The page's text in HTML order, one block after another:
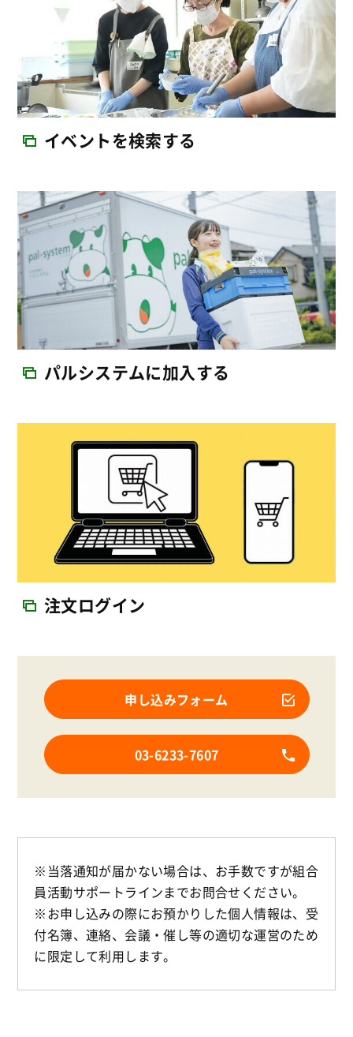
イベントを検索する
パルシステムに加入する
注文ログイン
申し込みフォーム
03-6233-7607
※当落通知が届かない場合は、お手数ですが組合
員活動サポートラインまでお問合せください。
※お申し込みの際にお預かりした個人情報は、受
付名簿、連絡、会議・催し等の適切な運営のため
に限定して利用します。